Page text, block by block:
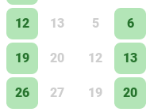
12 13
19 20
26 27
5 6
12 13
19 20